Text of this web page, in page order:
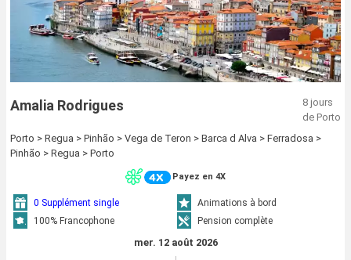
Amalia Rodrigues
8 jours
de Porto
Porto > Regua > Pinhão > Vega de Teron > Barca d Alva > Ferradosa >
Pinhão > Regua > Porto
Payez en 4X
0 Supplément single
Animations à bord
100% Francophone
Pension complète
mer. 12 août 2026